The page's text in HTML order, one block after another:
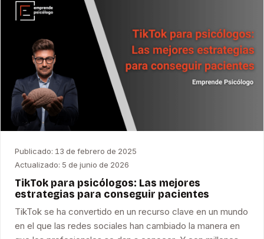
Publicado: 13 de febrero de 2025
Actualizado: 5 de junio de 2026
TikTok para psicólogos: Las mejores
estrategias para conseguir pacientes
TikTok se ha convertido en un recurso clave en un mundo
en el que las redes sociales han cambiado la manera en